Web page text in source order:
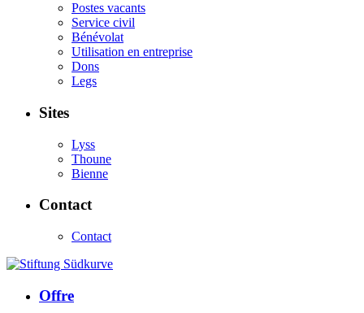
Postes vacants
Service civil
Bénévolat
Utilisation en entreprise
Dons
Legs
Sites
Lyss
Thoune
Bienne
Contact
Contact
Offre